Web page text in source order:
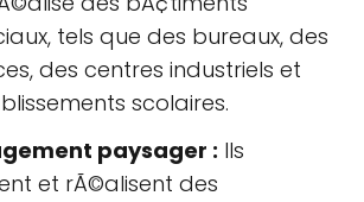
tels que des bureaux, des
des centres industriels et
scolaires.
paysager : Ils
et rÃ©alisent des